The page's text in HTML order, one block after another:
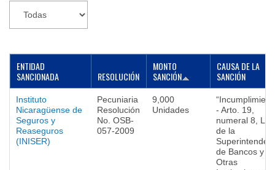
ENTIDAD
SANCIONADA
RESOLUCIÓN
MONTO
SANCIÓN
CAUSA DE LA
SANCIÓN
Instituto
Nicaragüense de
Seguros y
Reaseguros
(INISER)
Pecuniaria
Resolución
No. OSB-
057-2009
9,000
Unidades
- Arto. 19,
numeral 8, Ley
de la
de Bancos y
Otras